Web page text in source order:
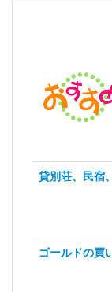
貸別荘、民宿
ゴールドの買